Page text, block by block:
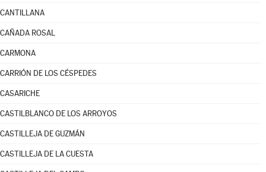
CANTILLANA
CAÑADA ROSAL
CARMONA
CARRIÓN DE LOS CÉSPEDES
CASARICHE
CASTILBLANCO DE LOS ARROYOS
CASTILLEJA DE GUZMÁN
CASTILLEJA DE LA CUESTA